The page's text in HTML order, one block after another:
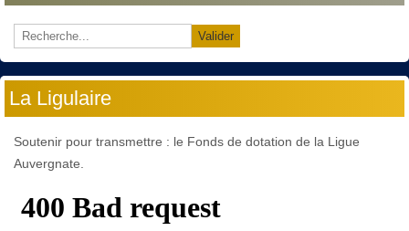
Valider
La Ligulaire
Soutenir pour transmettre : le Fonds de dotation de la Ligue
Auvergnate.